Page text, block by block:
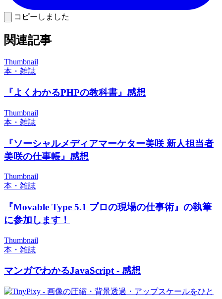
コピーしました
関連記事
Thumbnail
本・雑誌
『よくわかるPHPの教科書』感想
Thumbnail
本・雑誌
『ソーシャルメディアマーケター美咲 新人担当者
美咲の仕事帳』感想
Thumbnail
本・雑誌
『Movable Type 5.1 プロの現場の仕事術』の執筆
に参加します！
Thumbnail
本・雑誌
マンガでわかるJavaScript - 感想